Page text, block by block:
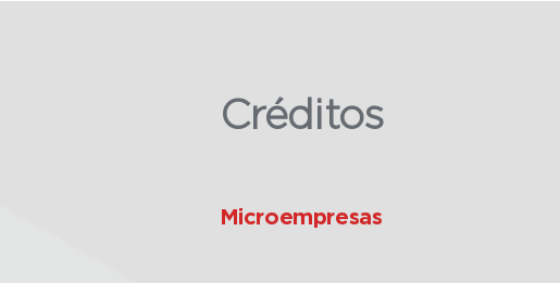
Créditos
Microempresas